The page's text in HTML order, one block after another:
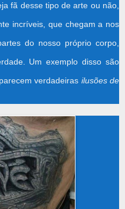
desse tipo de arte ou não,
incríveis, que chegam a nos
do nosso próprio corpo,
Um exemplo disso são
verdadeiras ilusões de